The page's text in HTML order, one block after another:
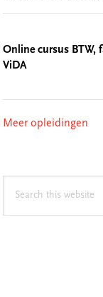
Online cursus BTW,
ViDA
Meer opleidingen